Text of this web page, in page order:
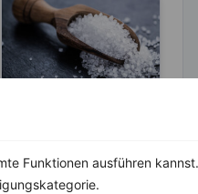
Funktionen ausführen
Salz – Die
Abnehmbremse